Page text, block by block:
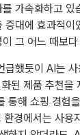
가속화하고 있
증대에 효과적이
그 어느 때보
급했듯이 AI는
된 제품 추천을
통해 쇼핑 경험
환경에서는 사용